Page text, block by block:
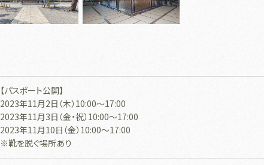
【パスポート公開】
2023年11月2日（木）10:00～17:00
2023年11月3日（金・祝）10:00～17:00
2023年11月10日（金）10:00～17:00
※靴を脱ぐ場所あり